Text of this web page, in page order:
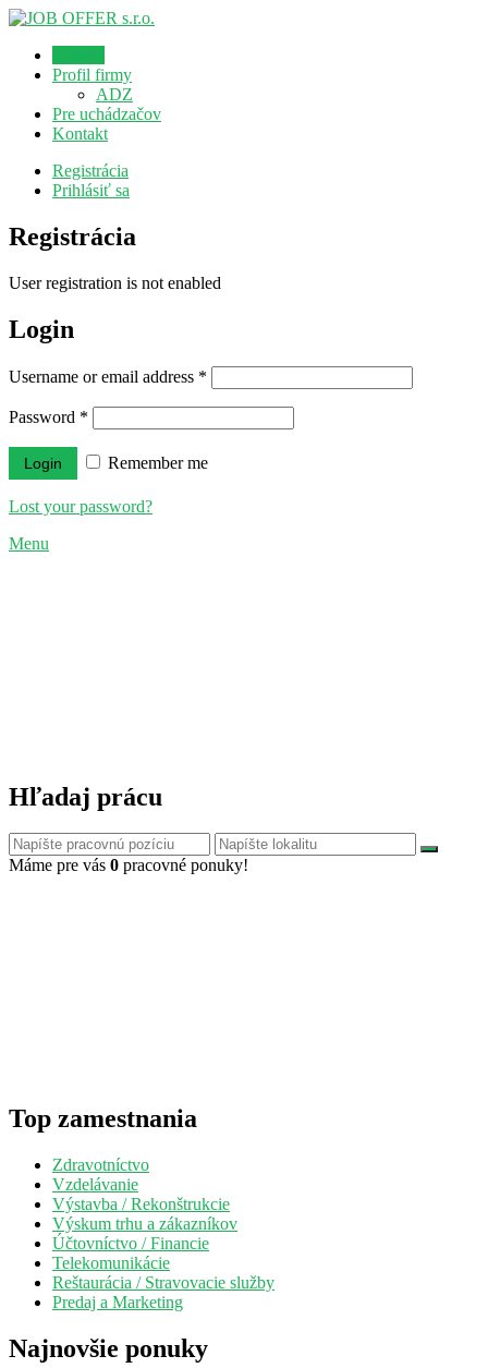
Profil firmy
ADZ
Pre uchádzačov
Kontakt
Registrácia
Prihlásiť sa
Registrácia
User registration is not enabled
Login
Username or email address *
Password *
Remember me
Lost your password?
Menu
Hľadaj prácu
Máme pre vás 0 pracovné ponuky!
Top zamestnania
Zdravotníctvo
Vzdelávanie
Výstavba / Rekonštrukcie
Výskum trhu a zákazníkov
Účtovníctvo / Financie
Telekomunikácie
Reštaurácia / Stravovacie služby
Predaj a Marketing
Najnovšie ponuky